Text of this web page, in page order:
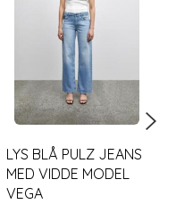
LYS BLÅ PULZ JEANS
MED VIDDE MODEL
VEGA